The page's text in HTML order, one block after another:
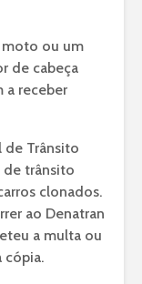
ou um
de cabeça
a receber
de Trânsito
de trânsito
clonados.
ao Denatran
a multa ou
cópia.